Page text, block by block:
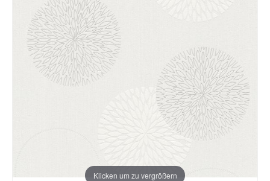
Klicken um zu vergrößern